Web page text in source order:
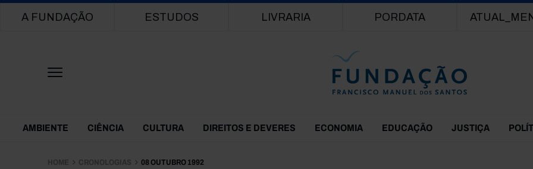
Main navigation
A FUNDAÇÃO ESTUDOS LIVRARIA PORDATA
Themes Menu
AMBIENTE CIÊNCIA CULTURA DIREITOS E DEVERES ECONOMIA EDUCAÇÃO JUSTIÇA
HOME CRONOLOGIAS 08 OUTUBRO 1992